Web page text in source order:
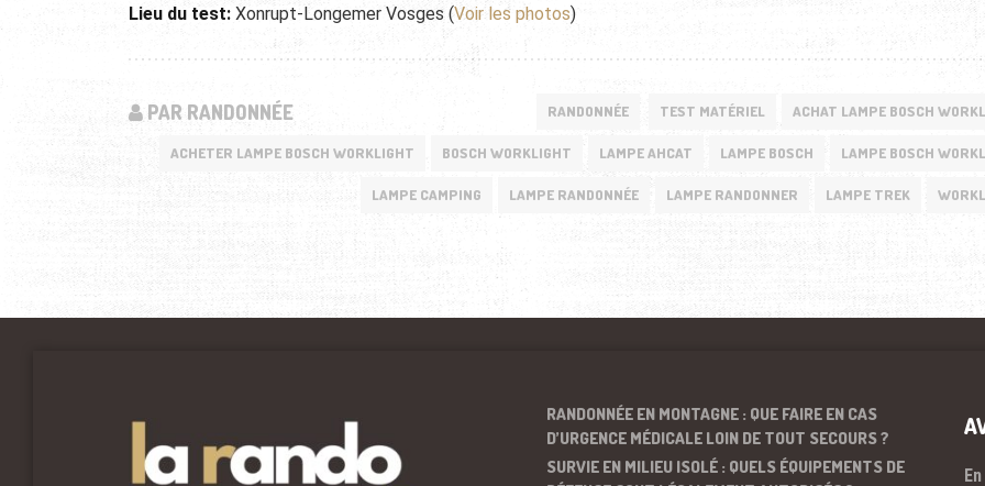
Lieu du test: Xonrupt-Longemer Vosges (Voir les photos)
PAR RANDONNÉE RANDONNÉE TEST MATÉRIEL ACHAT LAMPE BOSCH
ACHETER LAMPE BOSCH WORKLIGHT BOSCH WORKLIGHT LAMPE AHCAT LAMPE BOSCH LAMPE BOSCH
LAMPE CAMPING LAMPE RANDONNÉE LAMPE RANDONNER LAMPE TREK
RANDONNÉE EN MONTAGNE : QUE FAIRE EN CAS
D’URGENCE MÉDICALE LOIN DE TOUT SECOURS ?
SURVIE EN MILIEU ISOLÉ : QUELS ÉQUIPEMENTS DE